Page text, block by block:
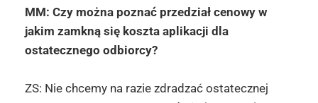
MM: Czy można poznać przedział cenowy w
jakim zamkną się koszta aplikacji dla
ostatecznego odbiorcy?
ZS: Nie chcemy na razie zdradzać ostatecznej